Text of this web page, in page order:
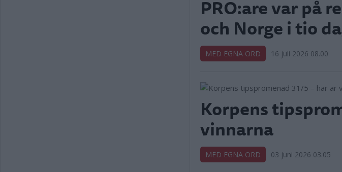
PRO:are var på
och Norge i tio
MED EGNA ORD 16 juli 2026 08.00
Korpens
vinnarna
MED EGNA ORD 03 juni 2026 03.05